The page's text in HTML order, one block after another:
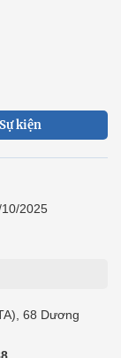
Sự kiện
2025
68 Dương